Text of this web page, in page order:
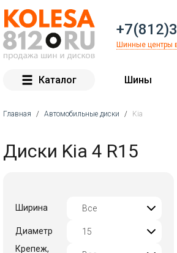
Шинные центры
Каталог Шины
Главная / Автомобильные диски / Kia
Диски Kia 4 R15
Ширина
Диаметр
Крепеж,